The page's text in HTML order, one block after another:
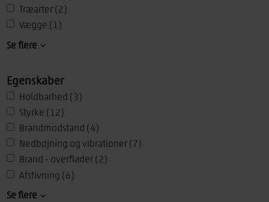
Træarter (2)
Vægge (1)
Tagunderlag
Trægulve(1)
Undergulve (1)
Spær(3)
Træelementer(1)
Træplader(4)
CLT(4)
Kælder(2)
Se flere
Egenskaber
Holdbarhed (3)
Styrke (12)
Brandmodstand (4)
Nedbøjning og vibrationer (7)
Brand - overflader (2)
Afstivning (6)
Skivevirkning
Se flere